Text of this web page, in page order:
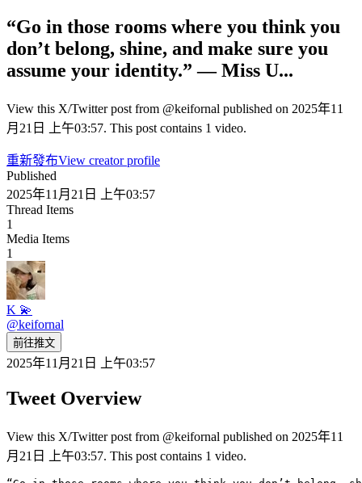
“Go in those rooms where you think you
don’t belong, shine, and make sure you
assume your identity.” — Miss U...
View this X/Twitter post from @keifornal published on 2025年11
月21日 上午03:57. This post contains 1 video.
重新發布View creator profile
Published
2025年11月21日 上午03:57
Thread Items
1
Media Items
1
K 💫
@keifornal
前往推文
2025年11月21日 上午03:57
Tweet Overview
View this X/Twitter post from @keifornal published on 2025年11
月21日 上午03:57. This post contains 1 video.